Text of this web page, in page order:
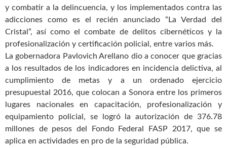
y combatir a la delincuencia, y los implementados contra las
adicciones como es el recién anunciado “La Verdad del
Cristal”, así como el combate de delitos cibernéticos y la
profesionalización y certificación policial, entre varios más.
La gobernadora Pavlovich Arellano dio a conocer que gracias
a los resultados de los indicadores en incidencia delictiva, al
cumplimiento de metas y a un ordenado ejercicio
presupuestal 2016, que colocan a Sonora entre los primeros
lugares nacionales en capacitación, profesionalización y
equipamiento policial, se logró la autorización de 376.78
millones de pesos del Fondo Federal FASP 2017, que se
aplica en actividades en pro de la seguridad pública.